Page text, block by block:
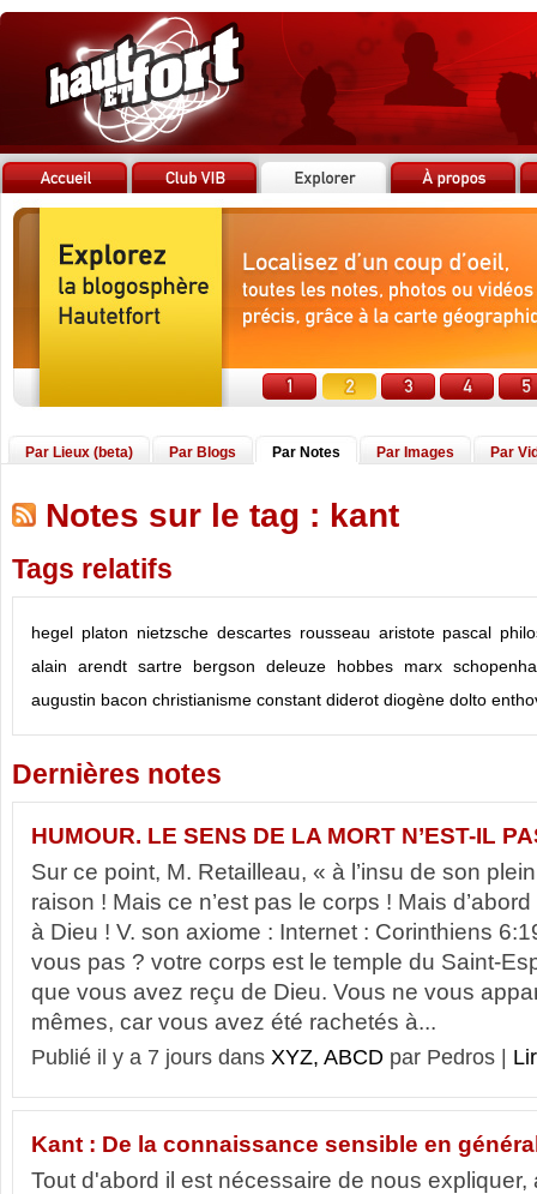
Par Lieux (beta) Par Blogs Par Notes Par Images Par
Notes sur le tag : kant
Tags relatifs
hegel platon nietzsche descartes rousseau aristote pascal
alain
arendt sartre bergson deleuze hobbes marx
augustin bacon christianisme constant diderot diogène dolto
Dernières notes
HUMOUR. LE SENS DE LA MORT N’EST-IL
Sur ce point, M. Retailleau, « à l’insu de son
raison ! Mais ce n’est pas le corps ! Mais
à Dieu ! V. son axiome : Internet : Corinthiens
vous pas ? votre corps est le temple du Saint-
que vous avez reçu de Dieu. Vous ne vous
mêmes, car vous avez été rachetés à...
Publié il y a 7 jours dans XYZ, ABCD par Pedros |
Kant : De la connaissance sensible en
Tout d'abord il est nécessaire de nous